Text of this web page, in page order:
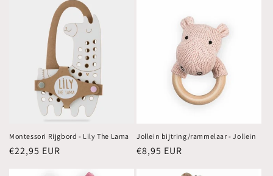
Montessori Rijgbord - Lily The Lama
Normale
€22,95 EUR
Jollein bijtring/rammelaar - Jollein
Normale
€8,95 EUR